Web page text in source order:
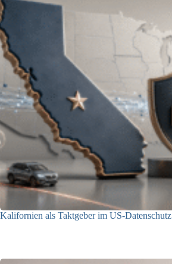
Kalifornien als Taktgeber im US-Datenschutz